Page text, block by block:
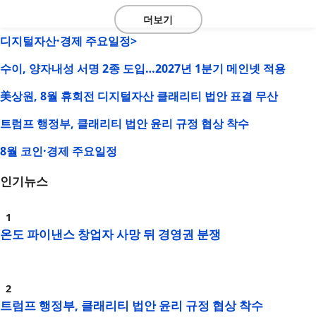
더보기
디지털자산·경제 주요일정>
수이, 양자내성 서명 2종 도입…2027년 1분기 메인넷 적용
美상원, 8월 휴회전 디지털자산 클래리티 법안 표결 무산
트럼프 행정부, 클래리티 법안 윤리 규정 협상 착수
8월 코인·경제 주요일정
인기뉴스
온도 파이낸스 창업자 사망 뒤 경영권 분쟁
트럼프 행정부, 클래리티 법안 윤리 규정 협상 착수